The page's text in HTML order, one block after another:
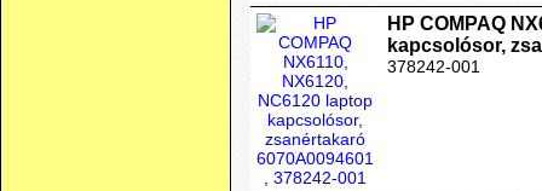
HP COMPAQ
kapcsolósor,
378242-001